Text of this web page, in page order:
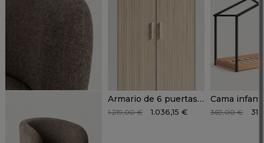
Armario de 6 puertas batientes DUNE
1.219,00 € 1.036,15 € 369,00 €